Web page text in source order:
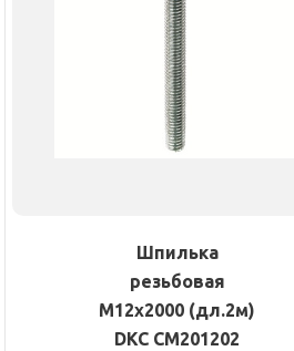
Шпилька
резьбовая
М12х2000 (дл.2м)
DKC CM201202